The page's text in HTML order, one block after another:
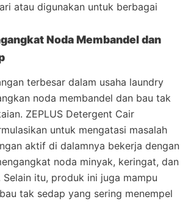
atau digunakan untuk berbagai
Noda Membandel dan
terbesar dalam usaha laundry
noda membandel dan bau tak
ZEPLUS Detergent Cair
untuk mengatasi masalah
aktif di dalamnya bekerja dengan
noda minyak, keringat, dan
itu, produk ini juga mampu
tak sedap yang sering menempel